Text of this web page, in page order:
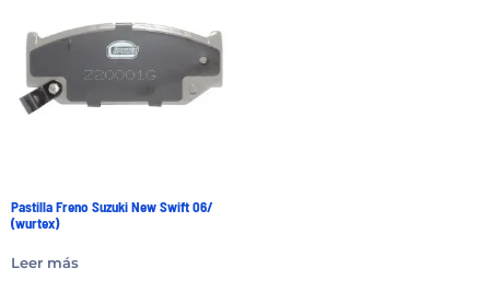
Pastilla Freno Suzuki New Swift 06/
(wurtex)
Leer más